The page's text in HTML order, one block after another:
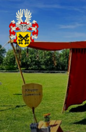
Inhalt
springen